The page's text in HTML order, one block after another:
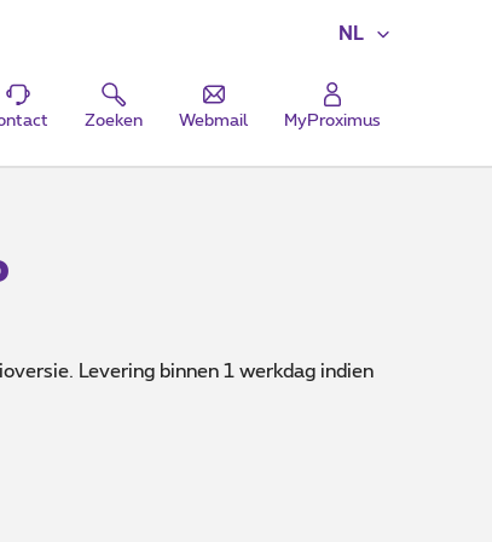
NL
Zoeken Webmail MyProximus
Levering binnen 1 werkdag indien